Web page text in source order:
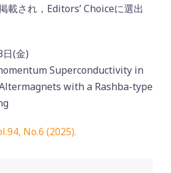
載され，Editors’ Choiceに選出
(金)
Superconductivity in
with a Rashba-type
No.6 (2025).